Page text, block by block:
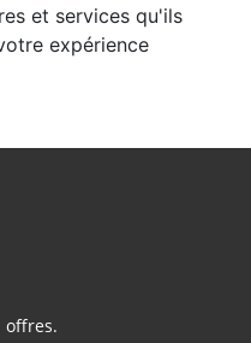
et services qu'ils
expérience
offres.